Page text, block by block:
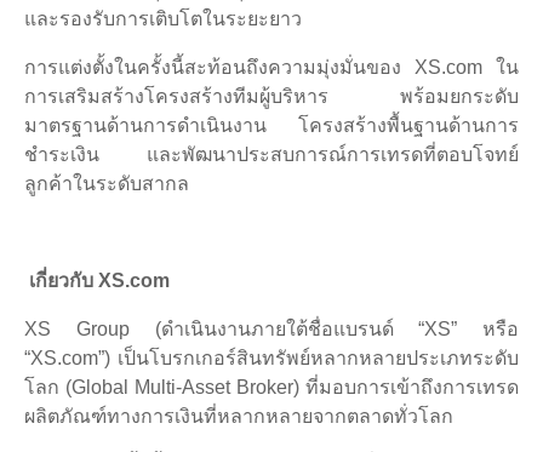
และรองรับการเติบโตในระยะยาว
การแต่งตั้งในครั้งนี้สะท้อนถึงความมุ่งมั่นของ XS.com ใน
การเสริมสร้างโครงสร้างทีมผู้บริหาร พร้อมยกระดับ
มาตรฐานด้านการดำเนินงาน โครงสร้างพื้นฐานด้านการ
ชำระเงิน และพัฒนาประสบการณ์การเทรดที่ตอบโจทย์
ลูกค้าในระดับสากล
เกี่ยวกับ XS.com
XS Group (ดำเนินงานภายใต้ชื่อแบรนด์ “XS” หรือ
“XS.com”) เป็นโบรกเกอร์สินทรัพย์หลากหลายประเภทระดับ
โลก (Global Multi-Asset Broker) ที่มอบการเข้าถึงการเทรด
ผลิตภัณฑ์ทางการเงินที่หลากหลายจากตลาดทั่วโลก